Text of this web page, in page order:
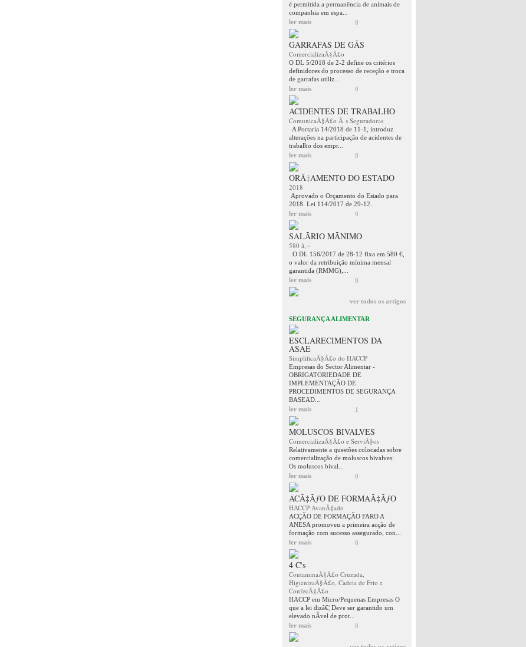
é permitida a permanência de animais de
companhia em espa...
ler mais
0
GARRAFAS DE GÃS
ComercializaÃ§Ã£o
O DL 5/2018 de 2-2 define os critérios
definidores do processo de receção e troca
de garrafas utiliz...
ler mais
0
ACIDENTES DE TRABALHO
ComunicaÃ§Ã£o Ã s Seguradoras
A Portaria 14/2018 de 11-1, introduz
alterações na participação de acidentes de
trabalho dos empr...
ler mais
0
ORÃ‡AMENTO DO ESTADO
2018
Aprovado o Orçamento do Estado para
2018. Lei 114/2017 de 29-12.
ler mais
0
SALÃRIO MÃNIMO
580 â‚¬
O DL 156/2017 de 28-12 fixa em 580 €,
o valor da retribuição mínima mensal
garantida (RMMG),...
ler mais
0
ver todos os artigos
SEGURANÇA ALIMENTAR
ESCLARECIMENTOS DA
ASAE
SimplificaÃ§Ã£o do HACCP
Empresas do Sector Alimentar -
OBRIGATORIEDADE DE
IMPLEMENTAÇÂO DE
PROCEDIMENTOS DE SEGURANÇA
BASEAD...
ler mais
1
MOLUSCOS BIVALVES
ComercializaÃ§Ã£o e ServiÃ§os
Relativamente a questões colocadas sobre
comercialização de moluscos bivalves:
Os moluscos bival...
ler mais
0
ACÃ‡ÃƒO DE FORMAÃ‡ÃƒO
HACCP AvanÃ§ado
ACÇÃO DE FORMAÇÃO FARO A
ANESA promoveu a primeira acção de
formação com sucesso assegurado, con...
ler mais
0
4 C's
ContaminaÃ§Ã£o Cruzada,
HigienizaÃ§Ã£o, Cadeia de Frio e
ConfecÃ§Ã£o
HACCP em Micro/Pequenas Empresas O
que a lei dizâ€¦ Deve ser garantido um
elevado nÃ­vel de prot...
ler mais
0